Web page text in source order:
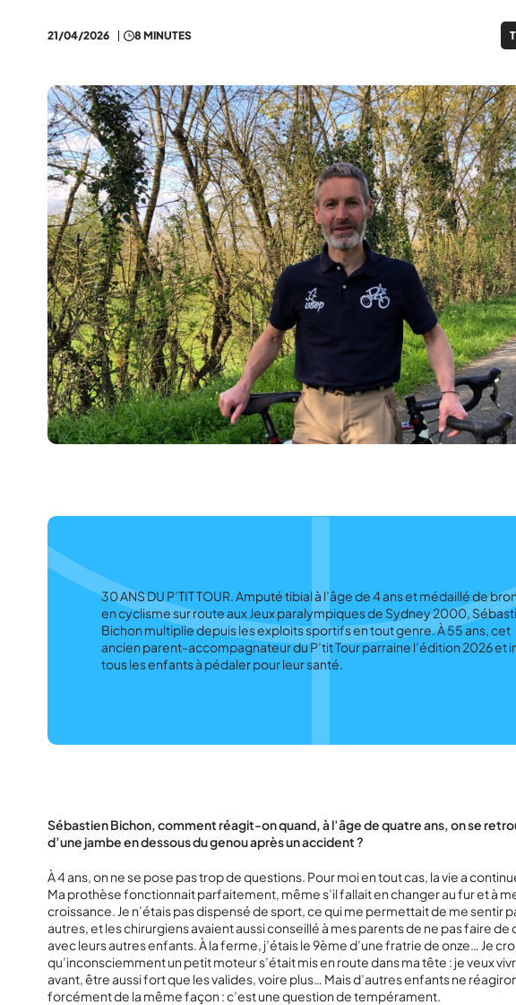
21/04/2026 8 MINUTES
30 ANS DU P’TIT TOUR. Amputé tibial à l’âge de 4 ans et médaillé de
en cyclisme sur route aux Jeux paralympiques de Sydney 2000,
Bichon multiplie depuis les exploits sportifs en tout genre. À 55 ans, cet
ancien parent-accompagnateur du P’tit Tour parraine l’édition 2026 et
tous les enfants à pédaler pour leur santé.
Sébastien Bichon, comment réagit-on quand, à l’âge de quatre ans, on se
d’une jambe en dessous du genou après un accident ?
À 4 ans, on ne se pose pas trop de questions. Pour moi en tout cas, la vie a
Ma prothèse fonctionnait parfaitement, même s’il fallait en changer au fur et à
croissance. Je n’étais pas dispensé de sport, ce qui me permettait de me sentir
autres, et les chirurgiens avaient aussi conseillé à mes parents de ne pas faire
avec leurs autres enfants. À la ferme, j’étais le 9èmed’une fratrie de onze… Je
qu’inconsciemment un petit moteur s’était mis en route dans ma tête : je veux
avant, être aussi fort que les valides, voire plus… Mais d’autres enfants ne
forcément de la même façon : c’est une question de tempérament.